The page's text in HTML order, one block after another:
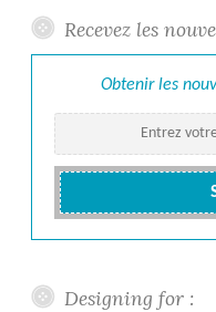
Recevez les
Obtenir les
Designing for :